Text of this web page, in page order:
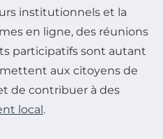
institutionnels et la
en ligne, des réunions
participatifs sont autant
aux citoyens de
de contribuer à des
local.